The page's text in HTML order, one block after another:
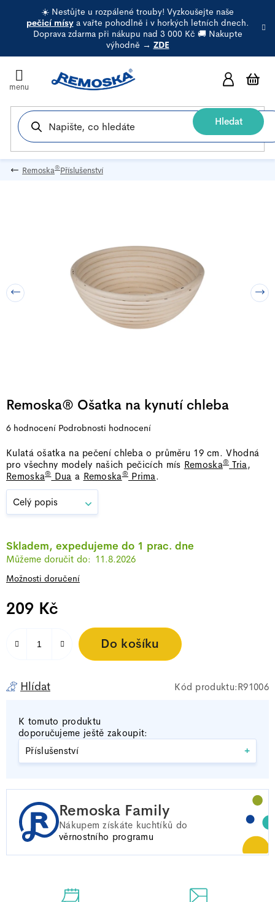
☀️ Nestůjte u rozpálené trouby! Vyzkoušejte naše
pečicí mísya vařte pohodlně i v horkých letních dnech.
Doprava zdarma při nákupu nad 3 000 Kč 🚚 Nakupte
výhodně → ZDE
Hledat
Remoska®Příslušenství
Kulatá ošatka na pečení chleba o průměru 19 cm.Vhodná
pro všechny modely našich pečicích mís Remoska® Tria,
Remoska®Dua a Remoska®Prima.
Celý popis
Skladem, expedujeme do 1 prac. dne
11.8.2026
Možnosti doručení
209 Kč
Měrná cena:
Do košíku
Hlídat R91006
K tomuto produktu
doporučujeme ještě zakoupit:
Příslušenství
+
Remoska Family
Nákupem získáte kuchtíků do
věrnostního programu
Remoska® Ošatka na kynutí chleba
Průměrné
produktu
je
5,0
5
6 hodnocení Podrobnosti hodnocení